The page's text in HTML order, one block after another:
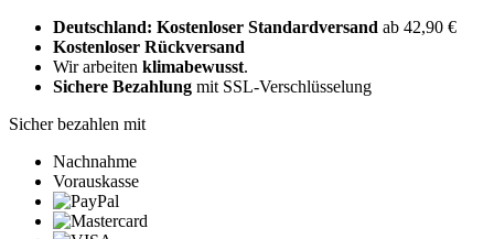
Deutschland: Kostenloser Standardversand ab 42,90 €
Kostenloser Rückversand
Wir arbeiten klimabewusst.
Sichere Bezahlung mit SSL-Verschlüsselung
Sicher bezahlen mit
Nachnahme
Vorauskasse